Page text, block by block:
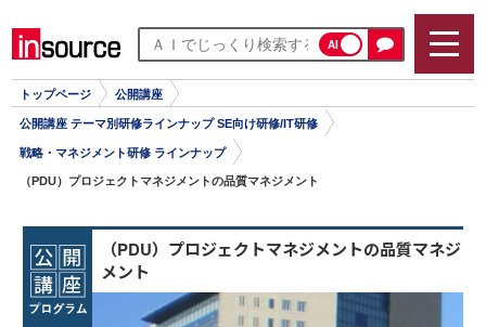
AI
トップページ 公開講座
公開講座 テーマ別研修ラインナップ SE向け研修/IT研修
戦略・マネジメント研修 ラインナップ
（PDU）プロジェクトマネジメントの品質マネジメント
（PDU）プロジェクトマネジメントの品質マネジ
メント